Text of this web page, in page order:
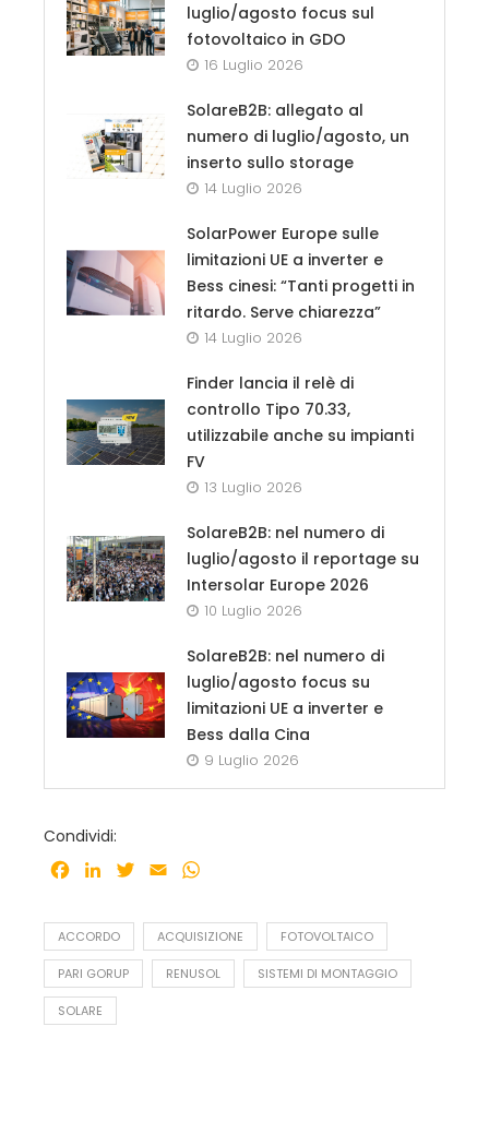
luglio/agosto focus sul
fotovoltaico in GDO
16 Luglio 2026
SolareB2B: allegato al
numero di luglio/agosto, un
inserto sullo storage
14 Luglio 2026
SolarPower Europe sulle
limitazioni UE a inverter e
Bess cinesi: “Tanti progetti in
ritardo. Serve chiarezza”
14 Luglio 2026
Finder lancia il relè di
controllo Tipo 70.33,
utilizzabile anche su impianti
FV
13 Luglio 2026
SolareB2B: nel numero di
luglio/agosto il reportage su
Intersolar Europe 2026
10 Luglio 2026
SolareB2B: nel numero di
luglio/agosto focus su
limitazioni UE a inverter e
Bess dalla Cina
9 Luglio 2026
Condividi:
Facebook
LinkedInTwitter
Email
ACCORDO ACQUISIZIONE FOTOVOLTAICO
PARI GORUP RENUSOL SISTEMI DI MONTAGGIO
SOLARE